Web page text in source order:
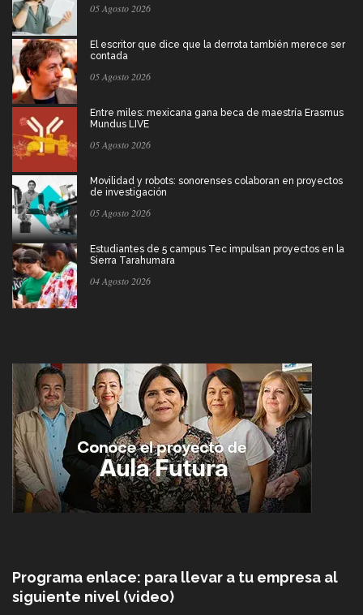
05 Agosto 2026
El escritor que dice que la derrota también merece ser
contada
05 Agosto 2026
Entre miles: mexicana gana beca de maestría Erasmus
Mundus LIVE
05 Agosto 2026
Movilidad y robots: sonorenses colaboran en proyectos
de investigación
05 Agosto 2026
Estudiantes de 5 campus Tec impulsan proyectos en la
Sierra Tarahumara
04 Agosto 2026
Programa enlace: para llevar a tu empresa al
siguiente nivel (video)